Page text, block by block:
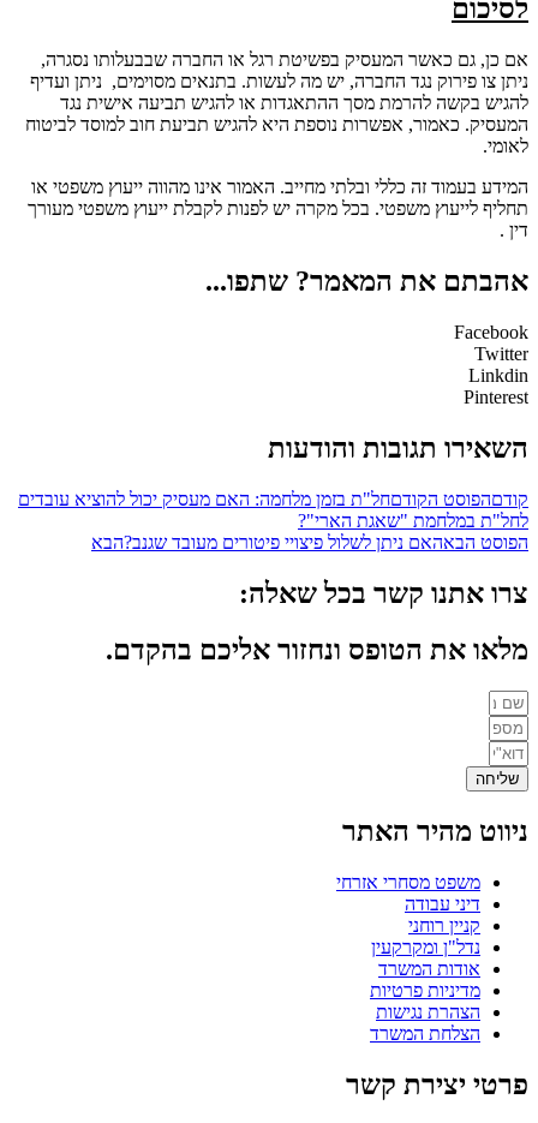
לסיכום
אם כן, גם כאשר המעסיק בפשיטת רגל או החברה שבבעלותו נסגרה,
ניתן צו פירוק נגד החברה, יש מה לעשות. בתנאים מסוימים, ניתן ועדיף
להגיש בקשה להרמת מסך ההתאגדות או להגיש תביעה אישית נגד
המעסיק. כאמור, אפשרות נוספת היא להגיש תביעת חוב למוסד לביטוח
לאומי.
המידע בעמוד זה כללי ובלתי מחייב. האמור אינו מהווה ייעוץ משפטי או
תחליף לייעוץ משפטי. בכל מקרה יש לפנות לקבלת ייעוץ משפטי מעורך
דין .
אהבתם את המאמר? שתפו...
Facebook
Twitter
Linkdin
Pinterest
השאירו תגובות והודעות
קודםהפוסט הקודםחל"ת בזמן מלחמה: האם מעסיק יכול להוציא עובדים
לחל"ת במלחמת "שאגת הארי"?
הפוסט הבאהאם ניתן לשלול פיצויי פיטורים מעובד שגנב?הבא
צרו אתנו קשר בכל שאלה:
מלאו את הטופס ונחזור אליכם בהקדם.
שליחה
ניווט מהיר האתר
משפט מסחרי אזרחי
דיני עבודה
קניין רוחני
נדל"ן ומקרקעין
אודות המשרד
מדיניות פרטיות
הצהרת נגישות
הצלחת המשרד
פרטי יצירת קשר